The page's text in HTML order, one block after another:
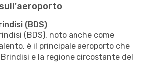
(BDS)
(BDS), noto anche come
è il principale aeroporto che
e la regione circostante del